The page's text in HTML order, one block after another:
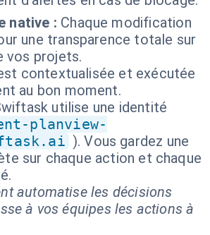
native : Chaque modification
une transparence totale sur
vos projets.
contextualisée et exécutée
au bon moment.
utilise une identité
planview-
). Vous gardez une
sur chaque action et chaque
automatise les décisions
à vos équipes les actions à